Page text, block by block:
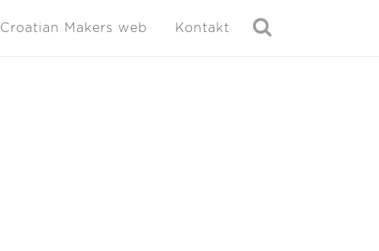
Croatian Makers web Kontakt